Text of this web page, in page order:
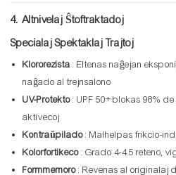
4. Altnivelaj Ŝtoftraktadoj
Specialaj Spektaklaj Trajtoj
Klororezista : Eltenas naĝejan
naĝado al trejnsalono
UV-Protekto: UPF 50+ blokas 98%
aktivecoj
Kontraŭpilado: Malhelpas frikcio-
Kolorfortikeco: Grado 4-4.5 reteno,
Formmemoro: Revenas al originalaj